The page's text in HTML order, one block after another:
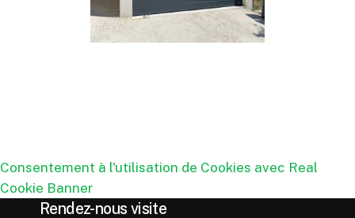
Consentement à l'utilisation de Cookies avec Real
Cookie Banner
Rendez-nous visite